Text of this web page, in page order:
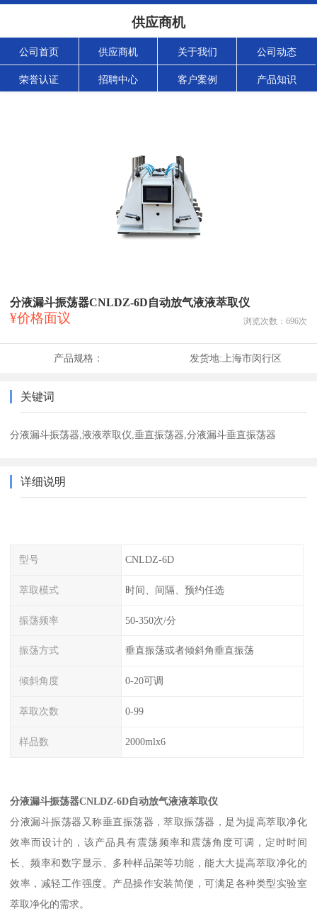
供应商机
公司首页 供应商机 关于我们 公司动态
荣誉认证 招聘中心 客户案例 产品知识
分液漏斗振荡器CNLDZ-6D自动放气液液萃取仪
¥价格面议 浏览次数： 696次
产品规格： 发货地: 上海市闵行区
关键词
分液漏斗振荡器,液液萃取仪,垂直振荡器,分液漏斗垂直振荡器
详细说明
型号 CNLDZ-6D
萃取模式 时间、间隔、预约任选
振荡频率 50-350次/分
振荡方式 垂直振荡或者倾斜角垂直振荡
倾斜角度 0-20可调
萃取次数 0-99
样品数 2000mlx6
分液漏斗振荡器CNLDZ-6D自动放气液液萃取仪
分液漏斗振荡器又称垂直振荡器，萃取振荡器，是为提高萃取净化
效率而设计的，该产品具有震荡频率和震荡角度可调，定时时间
长、频率和数字显示、多种样品架等功能，能大大提高萃取净化的
效率，减轻工作强度。产品操作安装简便，可满足各种类型实验室
萃取净化的需求。